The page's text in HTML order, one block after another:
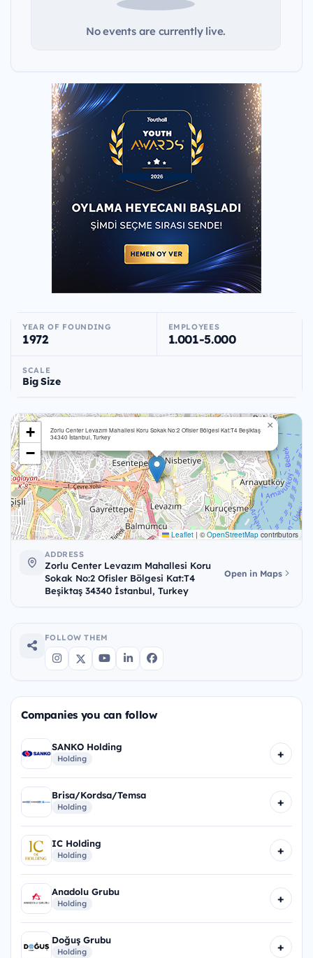
No events are currently live.
YEAR OF FOUNDING
1972
EMPLOYEES
1.001-5.000
SCALE
Big Size
Zorlu Center Levazım Mahallesi Koru Sokak No:2 Ofisler Bölgesi Kat:T4 Beşiktaş
34340 İstanbul, Turkey
×
+
−
Leaflet | ©OpenStreetMap contributors
ADDRESS
Zorlu Center Levazım Mahallesi Koru
Sokak No:2 Ofisler Bölgesi Kat:T4
Beşiktaş 34340 İstanbul, Turkey
Open in Maps
FOLLOW THEM
Companies you can follow
SANKO Holding
Holding +
Brisa/Kordsa/Temsa
Holding +
IC Holding
Holding +
Anadolu Grubu
Holding +
Doğuş Grubu
Holding +